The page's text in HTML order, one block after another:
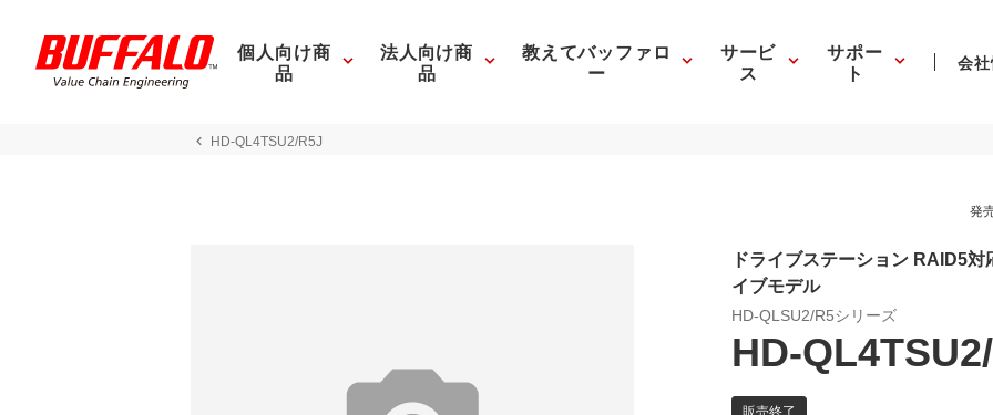
個人向け商
品
法人向け商
品
教えてバッファロ
ー
サービ
ス
サポー
ト 会
HD-QL4TSU2/R5J
発
ドライブステーション RAID5
イブモデル
HD-QLSU2/R5シリーズ
HD-